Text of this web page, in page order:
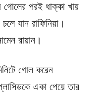
গোলের পরই ধাক্কা খায়
যান রাফিনিয়া।
রায়ান।
গোল করেন
একা পেয়ে তার